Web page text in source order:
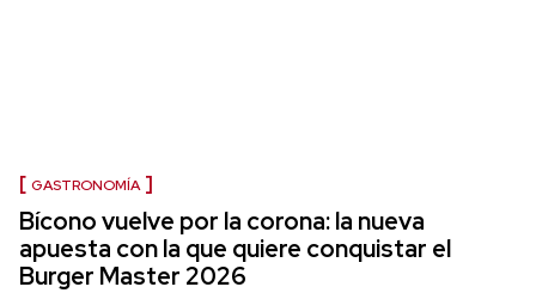
GASTRONOMÍA
Bícono vuelve por la corona: la nueva
apuesta con la que quiere conquistar el
Burger Master 2026